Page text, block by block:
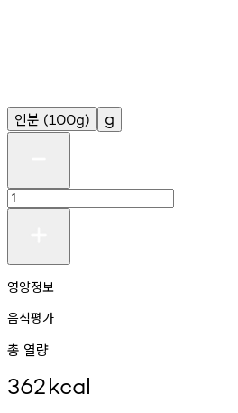
인분 (100g) g
영양정보
음식평가
총 열량
362kcal